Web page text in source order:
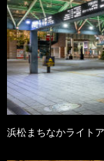
浜松まちなかライト